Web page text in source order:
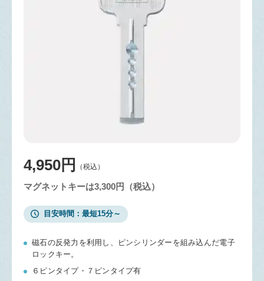
4,950円 （税込）
マグネットキーは3,300円（税込）
目安時間 最短15分～
磁石の反発力を利用し、ピンシリンダーを組み込んだ電子
ロックキー。
６ピンタイプ・７ピンタイプ有